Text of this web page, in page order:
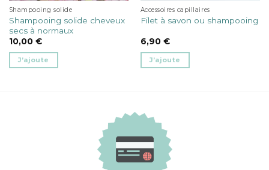
Shampooing solide
Shampooing solide cheveux
secs à normaux
10,00 €
J’ajoute
Accessoires capillaires
Filet à savon ou shampooing
6,90 €
J’ajoute